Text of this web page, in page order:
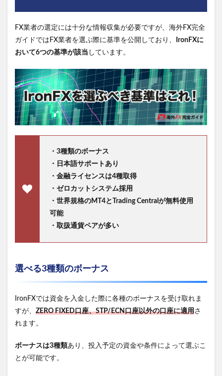
FX業者の選定には十分な情報収集が必要ですが、海外FX完全
ガイドではFX業者を選ぶ際に基準を公開しており、
IronFXに
おいて6つの基準が該当 しています。
・3種類のボーナス
・日本語サポートあり
・金融ライセンスは4種取得
・ゼロカットシステム採用
・世界規格のMT4とTrading Centralが無料使用
可能
・取扱通貨ペアが多い
選べる3種類のボーナス
IronFXでは資金を入金した際に各種のボーナスを受け取れま
すが、 ZERO FIXED口座、STP/ECN口座以外の口座に適用さ
れます。
ボーナスは3種類あり、投入予定の資金や条件によって選ぶこ
とが可能です。